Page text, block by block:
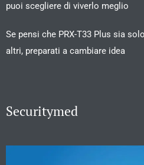
puoi scegliere di viverlo meglio
Se pensi che PRX-T33 Plus sia
altri, preparati a cambiare idea
Securitymed